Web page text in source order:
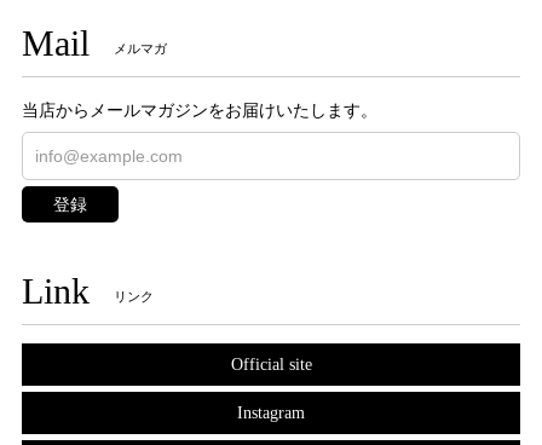
Mail メルマガ
当店からメールマガジンをお届けいたします。
登録
Link リンク
Official site
Instagram